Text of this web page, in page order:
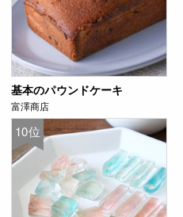
基本のパウンドケーキ
富澤商店
10位